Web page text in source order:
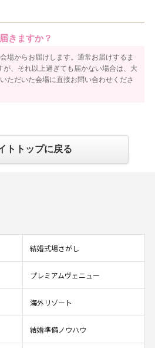
きますか？
場からお届けします。通常お届けするま
が、それ以上過ぎても届かない場合は、大
ただいた会場に直接お問い合わせくださ
トトップに戻る
結婚式場さがし
プレミアムヴェニュー
海外リゾート
結婚準備ノウハウ